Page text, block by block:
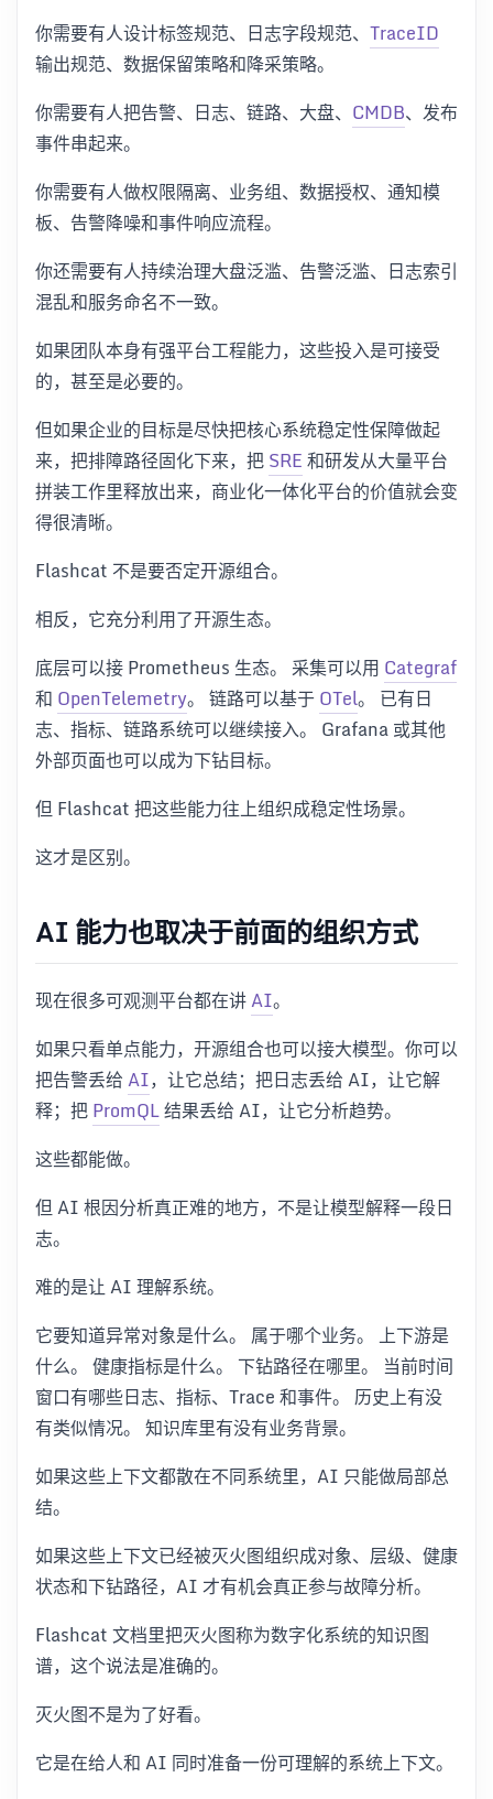
你需要有人设计标签规范、日志字段规范、 TraceID
输出规范、数据保留策略和降采策略。
你需要有人把告警、日志、链路、大盘、 CMDB、发布
事件串起来。
你需要有人做权限隔离、业务组、数据授权、通知模
板、告警降噪和事件响应流程。
你还需要有人持续治理大盘泛滥、告警泛滥、日志索引
混乱和服务命名不一致。
如果团队本身有强平台工程能力，这些投入是可接受
的，甚至是必要的。
但如果企业的目标是尽快把核心系统稳定性保障做起
来，把排障路径固化下来，把SRE和研发从大量平台
拼装工作里释放出来，商业化一体化平台的价值就会变
得很清晰。
Flashcat 不是要否定开源组合。
相反，它充分利用了开源生态。
底层可以接 Prometheus 生态。 采集可以用 Categraf
和 OpenTelemetry。 链路可以基于OTel。 已有日
志、指标、链路系统可以继续接入。 Grafana 或其他
外部页面也可以成为下钻目标。
但 Flashcat 把这些能力往上组织成稳定性场景。
这才是区别。
AI 能力也取决于前面的组织方式
现在很多可观测平台都在讲AI。
如果只看单点能力，开源组合也可以接大模型。你可以
把告警丢给AI，让它总结；把日志丢给 AI，让它解
释；把PromQL结果丢给 AI，让它分析趋势。
这些都能做。
但 AI 根因分析真正难的地方，不是让模型解释一段日
志。
难的是让 AI 理解系统。
它要知道异常对象是什么。 属于哪个业务。 上下游是
什么。 健康指标是什么。 下钻路径在哪里。 当前时间
窗口有哪些日志、指标、Trace 和事件。 历史上有没
有类似情况。 知识库里有没有业务背景。
如果这些上下文都散在不同系统里，AI 只能做局部总
结。
如果这些上下文已经被灭火图组织成对象、层级、健康
状态和下钻路径，AI 才有机会真正参与故障分析。
Flashcat 文档里把灭火图称为数字化系统的知识图
谱，这个说法是准确的。
灭火图不是为了好看。
它是在给人和 AI 同时准备一份可理解的系统上下文。